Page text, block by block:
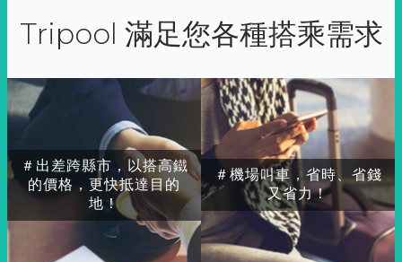
Tripool 滿足您各種搭乘需求
＃出差跨縣市，以搭高鐵
的價格，更快抵達目的
地！
＃機場叫車，省時、省錢
又省力！